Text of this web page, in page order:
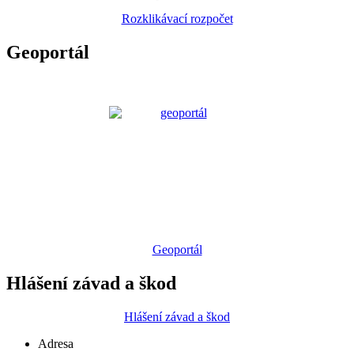
Rozklikávací rozpočet
Geoportál
Geoportál
Hlášení závad a škod
Hlášení závad a škod
Adresa